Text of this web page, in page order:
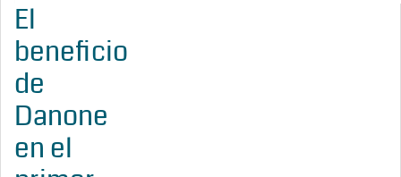
El
beneficio
de
Danone
en el